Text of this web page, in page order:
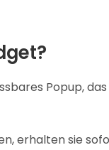
Popup,
erhalten sie